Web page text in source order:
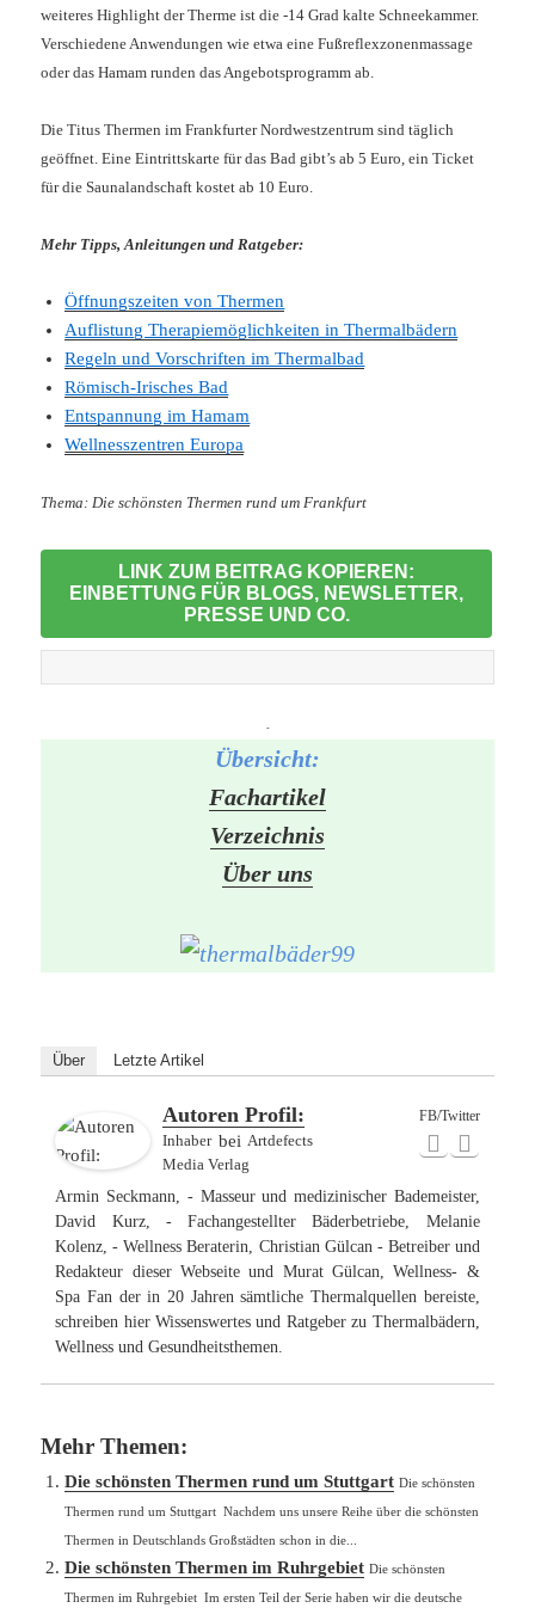
weiteres Highlight der Therme ist die -14 Grad kalte Schneekammer.
Verschiedene Anwendungen wie etwa eine Fußreflexzonenmassage
oder das Hamam runden das Angebotsprogramm ab.
Die Titus Thermen im Frankfurter Nordwestzentrum sind täglich
geöffnet. Eine Eintrittskarte für das Bad gibt’s ab 5 Euro, ein Ticket
für die Saunalandschaft kostet ab 10 Euro.
Mehr Tipps, Anleitungen und Ratgeber:
Öffnungszeiten von Thermen
Auflistung Therapiemöglichkeiten in Thermalbädern
Regeln und Vorschriften im Thermalbad
Römisch-Irisches Bad
Entspannung im Hamam
Wellnesszentren Europa
Thema: Die schönsten Thermen rund um Frankfurt
LINK ZUM BEITRAG KOPIEREN:
EINBETTUNG FÜR BLOGS, NEWSLETTER,
PRESSE UND CO.
-
Übersicht:
Fachartikel
Verzeichnis
Über uns
Über Letzte Artikel
FB/Twitter
Autoren Profil:
Inhaberbei Artdefects
Media Verlag
Armin Seckmann, - Masseur und medizinischer Bademeister,
David Kurz, - Fachangestellter Bäderbetriebe, Melanie
Kolenz, - Wellness Beraterin, Christian Gülcan - Betreiber und
Redakteur dieser Webseite und Murat Gülcan, Wellness- &
Spa Fan der in 20 Jahren sämtliche Thermalquellen bereiste,
schreiben hier Wissenswertes und Ratgeber zu Thermalbädern,
Wellness und Gesundheitsthemen.
Mehr Themen:
Die schönsten Thermen rund um Stuttgart Die schönsten
Thermen rund um Stuttgart Nachdem uns unsere Reihe über die schönsten
Thermen in Deutschlands Großstädten schon in die...
Die schönsten Thermen im Ruhrgebiet Die schönsten
Thermen im Ruhrgebiet Im ersten Teil der Serie haben wir die deutsche